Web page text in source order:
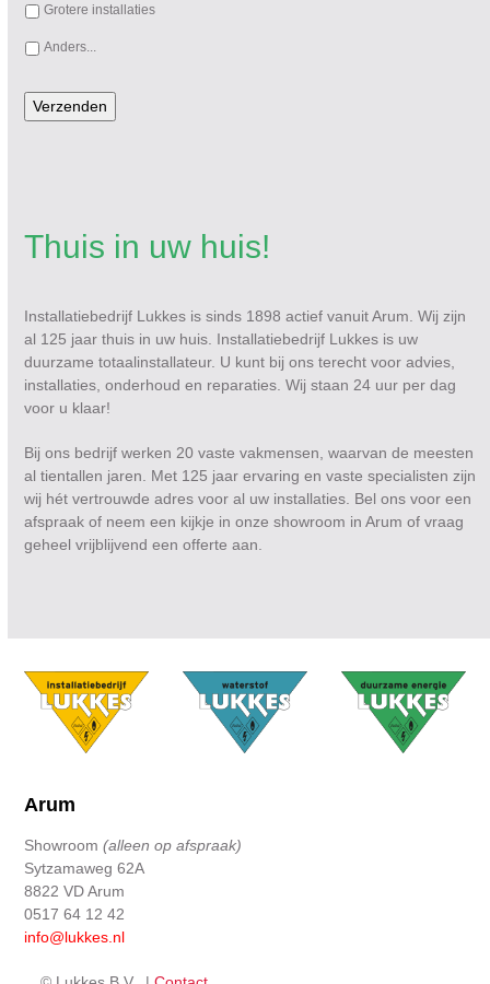
Grotere installaties
Anders...
Verzenden
Thuis in uw huis!
Installatiebedrijf Lukkes is sinds 1898 actief vanuit Arum. Wij zijn
al 125 jaar thuis in uw huis. Installatiebedrijf Lukkes is uw
duurzame totaalinstallateur. U kunt bij ons terecht voor advies,
installaties, onderhoud en reparaties. Wij staan 24 uur per dag
voor u klaar!
Bij ons bedrijf werken 20 vaste vakmensen, waarvan de meesten
al tientallen jaren. Met 125 jaar ervaring en vaste specialisten zijn
wij hét vertrouwde adres voor al uw installaties. Bel ons voor een
afspraak of neem een kijkje in onze showroom in Arum of vraag
geheel vrijblijvend een offerte aan.
Arum
Showroom(alleen op afspraak)
Sytzamaweg 62A
8822 VD Arum
0517 64 12 42
info@lukkes.nl